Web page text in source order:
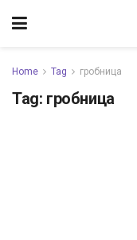
Home Tag гробница
Tag: гробница